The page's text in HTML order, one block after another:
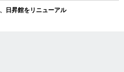
日昇館をリニューアル